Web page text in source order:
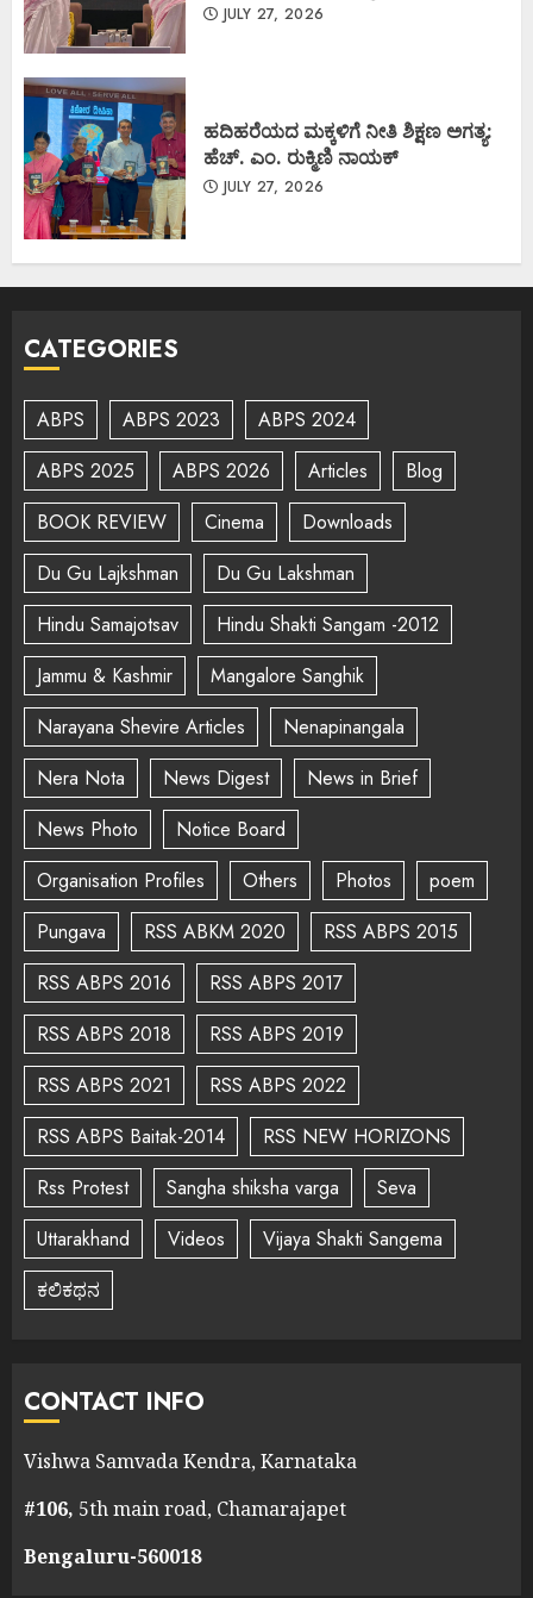
JULY 27, 2026
ಹದಿಹರೆಯದ ಮಕ್ಕಳಿಗೆ ನೀತಿ ಶಿಕ್ಷಣ ಅಗತ್ಯ:
ಹೆಚ್. ಎಂ. ರುಕ್ಮಿಣಿ ನಾಯಕ್
JULY 27, 2026
CATEGORIES
ABPS ABPS 2023
ABPS 2024
ABPS 2025
ABPS 2026 Articles
Blog
BOOK REVIEW
Cinema
Downloads
Du Gu Lajkshman
Du Gu Lakshman
Hindu Samajotsav
Hindu Shakti Sangam -2012
Jammu & Kashmir
Mangalore Sanghik
Narayana Shevire Articles
Nenapinangala
Nera Nota
News Digest
News in Brief
News Photo
Notice Board
Organisation Profiles
Others Photos
poem
Pungava
RSS ABKM 2020
RSS ABPS 2015
RSS ABPS 2016
RSS ABPS 2017
RSS ABPS 2018
RSS ABPS 2019
RSS ABPS 2021
RSS ABPS 2022
RSS ABPS Baitak-2014
RSS NEW HORIZONS
Rss Protest
Sangha shiksha varga
Seva
Uttarakhand
Videos
Vijaya Shakti Sangema
ಕಲಿಕಥನ
CONTACT INFO
Vishwa Samvada Kendra, Karnataka
#106, 5th main road, Chamarajapet
Bengaluru-560018